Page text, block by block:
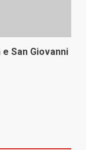
San Giovanni